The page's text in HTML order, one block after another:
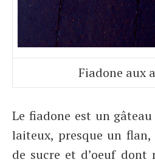
Fiadone aux
Le fiadone est un
laiteux, presque un flan,
de sucre et d’oeuf